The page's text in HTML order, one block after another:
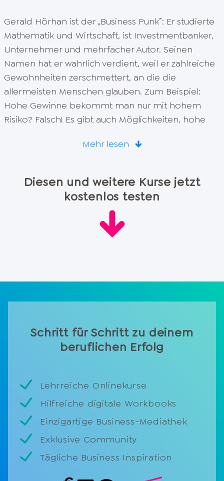
Gerald Hörhan ist der „Business Punk”: Er studierte
Mathematik und Wirtschaft, ist Investmentbanker,
Unternehmer und mehrfacher Autor. Seinen
Namen hat er wahrlich verdient, weil er zahlreiche
Gewohnheiten zerschmettert, an die die
allermeisten Menschen glauben. Zum Beispiel:
Hohe Gewinne bekommt man nur mit hohem
Risiko? Falsch! Es gibt auch Möglichkeiten, hohe
Beispiel, wenn du die richtigen Inhalte anbietest
Gerald Hörhan ist wirklich ein Künstler, von dem du
eine Menge lernen kannst.
„Der Aufstieg von denen, die nichts haben, zu
denen, die viel haben, hat etwas mit Rebellion zu
tun. Und zwar mit einer intelligenten Form davon“,
war.
Mehr lesen
Diesen und weitere Kurse jetzt
kostenlos testen
Schritt für Schritt zu deinem
beruflichen Erfolg
Lehrreiche Onlinekurse
Hilfreiche digitale Workbooks
Einzigartige Business-Mediathek
Exklusive Community
Tägliche Business Inspiration